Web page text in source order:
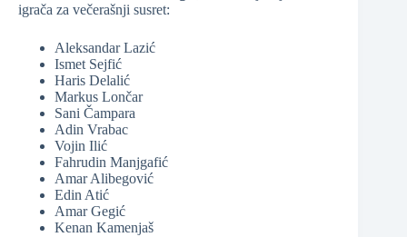
igrača za večerašnji susret:
Aleksandar Lazić
Ismet Sejfić
Haris Delalić
Markus Lončar
Sani Čampara
Adin Vrabac
Vojin Ilić
Fahrudin Manjgafić
Amar Alibegović
Edin Atić
Amar Gegić
Kenan Kamenjaš